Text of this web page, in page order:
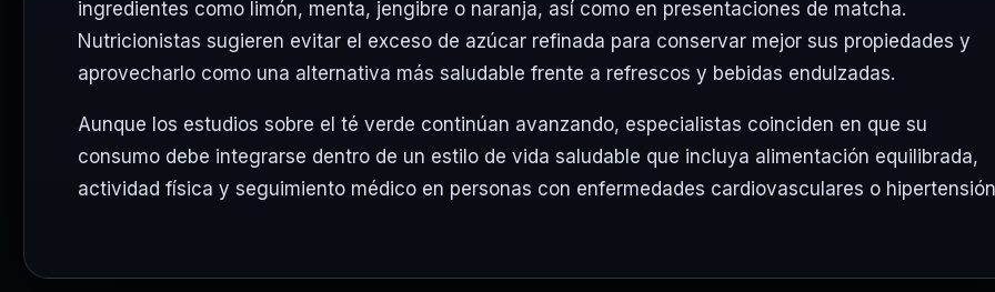
ingredientes como limón, menta, jengibre o naranja, así como en presentaciones de matcha.
Nutricionistas sugieren evitar el exceso de azúcar refinada para conservar mejor sus propiedades y
aprovecharlo como una alternativa más saludable frente a refrescos y bebidas endulzadas.
Aunque los estudios sobre el té verde continúan avanzando, especialistas coinciden en que su
consumo debe integrarse dentro de un estilo de vida saludable que incluya alimentación equilibrada,
actividad física y seguimiento médico en personas con enfermedades cardiovasculares o